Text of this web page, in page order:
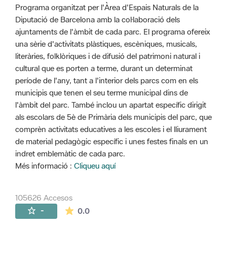
Programa organitzat per l'Àrea d'Espais Naturals de la
Diputació de Barcelona amb la col·laboració dels
ajuntaments de l'àmbit de cada parc. El programa ofereix
una sèrie d'activitats plàstiques, escèniques, musicals,
literàries, folklòriques i de difusió del patrimoni natural i
cultural que es porten a terme, durant un determinat
període de l'any, tant a l'interior dels parcs com en els
municipis que tenen el seu terme municipal dins de
l'àmbit del parc. També inclou un apartat específic dirigit
als escolars de 5è de Primària dels municipis del parc, que
comprèn activitats educatives a les escoles i el lliurament
de material pedagògic específic i unes festes finals en un
indret emblemàtic de cada parc.
Més informació : Cliqueu aquí
105626 Accesos
- 0.0La valoración media es de 0 estrellas de